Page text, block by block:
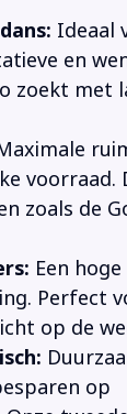
Ideaal
en
zoekt met
voorraad.
zoals de
Een
Perfect
op de
op